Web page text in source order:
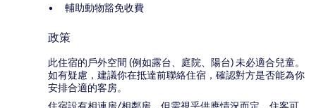
輔助動物豁免收費
政策
此住宿的戶外空間 (例如露台、庭院、陽台) 未必適合兒童。
如有疑慮，建議你在抵達前聯絡住宿，確認對方是否能為你
安排合適的客房。